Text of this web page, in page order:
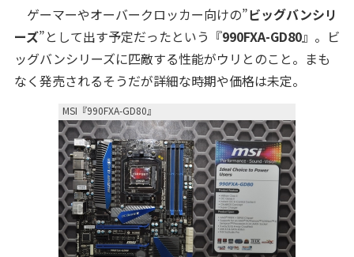
ゲーマーやオーバークロッカー向けの”ビッグバンシリ
ーズ”として出す予定だったという『990FXA-GD80』。ビ
ッグバンシリーズに匹敵する性能がウリとのこと。まも
なく発売されるそうだが詳細な時期や価格は未定。
MSI『990FXA-GD80』